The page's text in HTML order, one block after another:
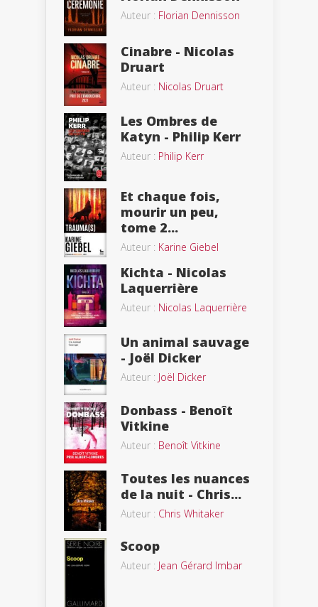
Auteur : Florian Dennisson
Cinabre - Nicolas
Druart
Auteur : Nicolas Druart
Les Ombres de
Katyn - Philip Kerr
Auteur : Philip Kerr
Et chaque fois,
mourir un peu,
tome 2...
Auteur : Karine Giebel
Kichta - Nicolas
Laquerrière
Auteur : Nicolas Laquerrière
Un animal sauvage
- Joël Dicker
Auteur : Joël Dicker
Donbass - Benoît
Vitkine
Auteur : Benoît Vitkine
Toutes les nuances
de la nuit - Chris...
Auteur : Chris Whitaker
Scoop
Auteur : Jean Gérard Imbar